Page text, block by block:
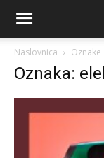
Naslovnica Oznake
Oznaka: